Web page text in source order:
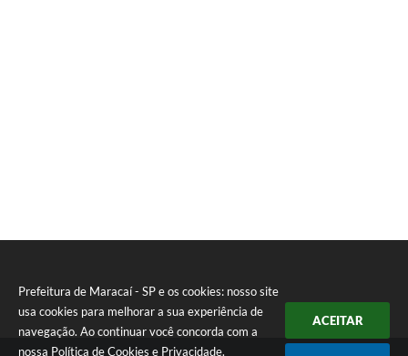
Prefeitura de Maracaí - SP e os cookies: nosso site
usa cookies para melhorar a sua experiência de
navegação. Ao continuar você concorda com a
nossa Política de Cookies e Privacidade.
ACEITAR